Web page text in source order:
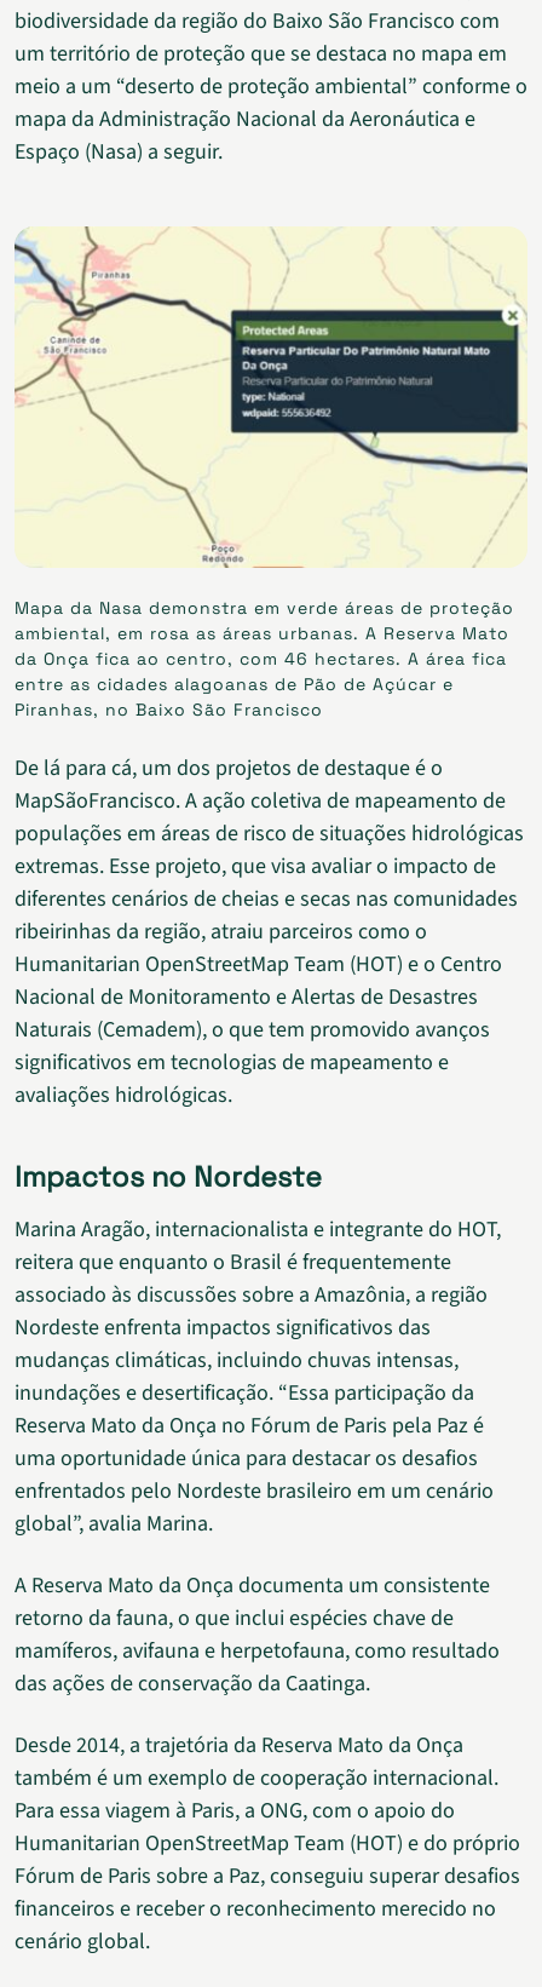
biodiversidade da região do Baixo São Francisco com
um território de proteção que se destaca no mapa em
meio a um “deserto de proteção ambiental” conforme o
mapa da Administração Nacional da Aeronáutica e
Espaço (Nasa) a seguir.
Mapa da Nasa demonstra em verde áreas de proteção
ambiental, em rosa as áreas urbanas. A Reserva Mato
da Onça fica ao centro, com 46 hectares. A área fica
entre as cidades alagoanas de Pão de Açúcar e
Piranhas, no Baixo São Francisco
De lá para cá, um dos projetos de destaque é o
MapSãoFrancisco. A ação coletiva de mapeamento de
populações em áreas de risco de situações hidrológicas
extremas. Esse projeto, que visa avaliar o impacto de
diferentes cenários de cheias e secas nas comunidades
ribeirinhas da região, atraiu parceiros como o
Humanitarian OpenStreetMap Team (HOT) e o Centro
Nacional de Monitoramento e Alertas de Desastres
Naturais (Cemadem), o que tem promovido avanços
significativos em tecnologias de mapeamento e
avaliações hidrológicas.
Impactos no Nordeste
Marina Aragão, internacionalista e integrante do HOT,
reitera que enquanto o Brasil é frequentemente
associado às discussões sobre a Amazônia, a região
Nordeste enfrenta impactos significativos das
mudanças climáticas, incluindo chuvas intensas,
inundações e desertificação. “Essa participação da
Reserva Mato da Onça no Fórum de Paris pela Paz é
uma oportunidade única para destacar os desafios
enfrentados pelo Nordeste brasileiro em um cenário
global”, avalia Marina.
A Reserva Mato da Onça documenta um consistente
retorno da fauna, o que inclui espécies chave de
mamíferos, avifauna e herpetofauna, como resultado
das ações de conservação da Caatinga.
Desde 2014, a trajetória da Reserva Mato da Onça
também é um exemplo de cooperação internacional.
Para essa viagem à Paris, a ONG, com o apoio do
Humanitarian OpenStreetMap Team (HOT) e do próprio
Fórum de Paris sobre a Paz, conseguiu superar desafios
financeiros e receber o reconhecimento merecido no
cenário global.